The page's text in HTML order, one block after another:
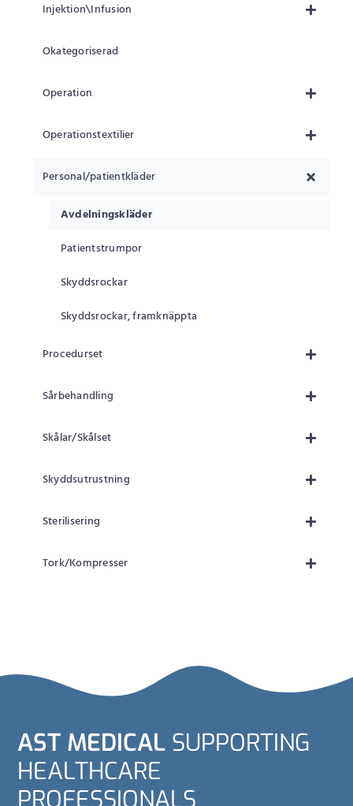
Injektion\Infusion
Okategoriserad
Operation
Operationstextilier
Personal/patientkläder
Avdelningskläder
Patientstrumpor
Skyddsrockar
Skyddsrockar, framknäppta
Procedurset
Sårbehandling
Skålar/Skålset
Skyddsutrustning
Sterilisering
Tork/Kompresser
AST MEDICAL SUPPORTING
HEALTHCARE